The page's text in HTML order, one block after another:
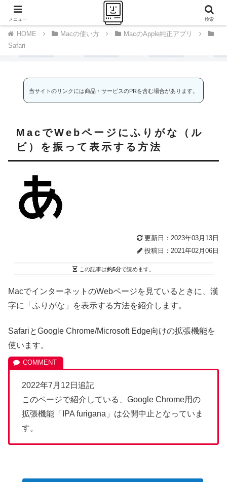
千里の道も一歩から
Macの使い方
MacのApple純正アプリ
Safari
当サイトのリンクには商品・サービスのPRを含む場合があります。
MacでWebページにふりがな（ル
ビ）を振って表示する方法
更新日：2023年03月13日
投稿日：2021年02月06日
この記事は約5分で読めます。
MacでインターネットのWebページを見ているときに、漢
字に「ふりがな」を表示する方法を紹介します。
SafariとGoogle Chrome/Microsoft Edge向けの拡張機能を
使います。
2022年7月12日追記
このページで紹介している、Google Chrome用の
拡張機能「IPA furigana」は公開中止となっていま
す。
メニュー 検索